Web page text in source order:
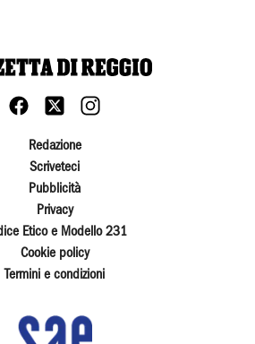
Redazione
Scriveteci
Pubblicità
Privacy
Etico e Modello 231
Cookie policy
Termini e condizioni